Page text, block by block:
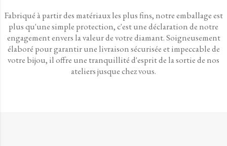
Fabriqué à partir des matériaux les plus fins, notre emballage est
plus qu'une simple protection, c'est une déclaration de notre
engagement envers la valeur de votre diamant. Soigneusement
élaboré pour garantir une livraison sécurisée et impeccable de
votre bijou, il offre une tranquillité d'esprit de la sortie de nos
ateliers jusque chez vous.